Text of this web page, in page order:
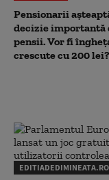
Pensionarii
decizie importantă
pensii. Vor fi
crescute cu 200 lei?
EDITIADEDIMINEATA.RO